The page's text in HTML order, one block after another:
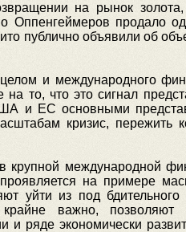
на рынок
Оппенгеймеров продало
публично объявили об
и международного
то, что это сигнал
и ЕС основными
кризис, пережить
крупной международной
на примере
уйти из под бдительного
важно, позволяют
и ряде экономически